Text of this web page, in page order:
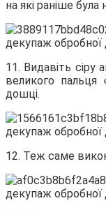
на які раніше була
11. Видавіть сіру
великого пальця
дошці.
12. Теж саме